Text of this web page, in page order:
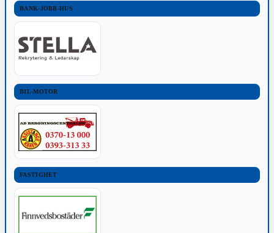
BANK-JOBB-HUS
BIL-MOTOR
FASTIGHET